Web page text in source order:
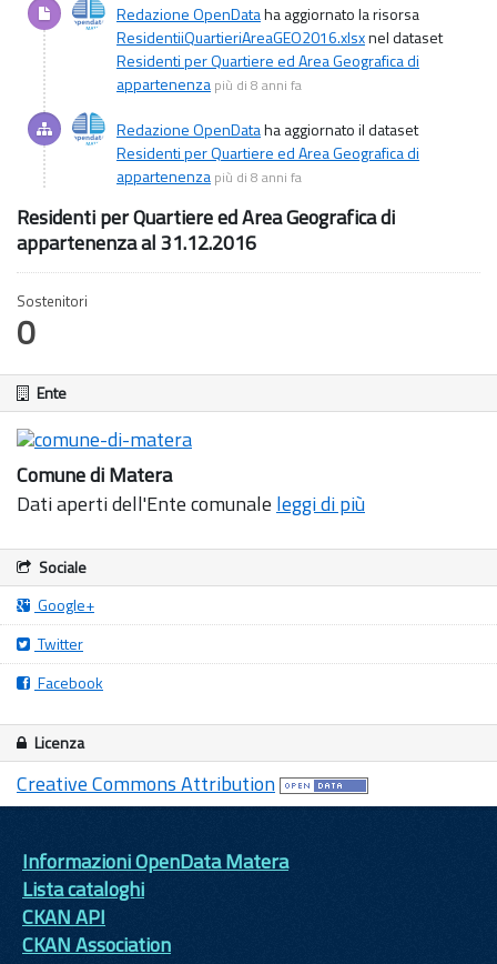
Redazione OpenDataha aggiornato la risorsa
ResidentiiQuartieriAreaGEO2016.xlsxnel dataset
Residenti per Quartiere ed Area Geografica di
appartenenza più di 8 anni fa
Redazione OpenDataha aggiornato il dataset
Residenti per Quartiere ed Area Geografica di
appartenenza più di 8 anni fa
Residenti per Quartiere ed Area Geografica di
appartenenza al 31.12.2016
Sostenitori
0
Ente
Comune di Matera
Dati aperti dell'Ente comunale leggi di più
Sociale
Google+
Twitter
Facebook
Licenza
Creative Commons Attribution
Informazioni OpenData Matera
Lista cataloghi
CKAN API
CKAN Association